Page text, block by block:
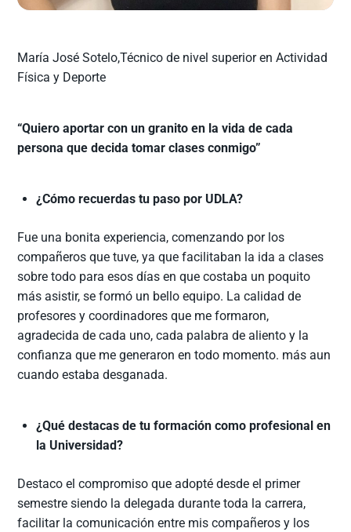
María José Sotelo,Técnico de nivel superior en Actividad
Física y Deporte
“Quiero aportar con un granito en la vida de cada
persona que decida tomar clases conmigo”
¿Cómo recuerdas tu paso por UDLA?
Fue una bonita experiencia, comenzando por los
compañeros que tuve, ya que facilitaban la ida a clases
sobre todo para esos días en que costaba un poquito
más asistir, se formó un bello equipo. La calidad de
profesores y coordinadores que me formaron,
agradecida de cada uno, cada palabra de aliento y la
confianza que me generaron en todo momento. más aun
cuando estaba desganada.
¿Qué destacas de tu formación como profesional en
la Universidad?
Destaco el compromiso que adopté desde el primer
semestre siendo la delegada durante toda la carrera,
facilitar la comunicación entre mis compañeros y los